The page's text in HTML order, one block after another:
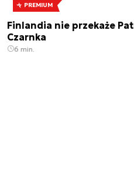
PREMIUM
Finlandia nie przekaże
Czarnka
6 min.